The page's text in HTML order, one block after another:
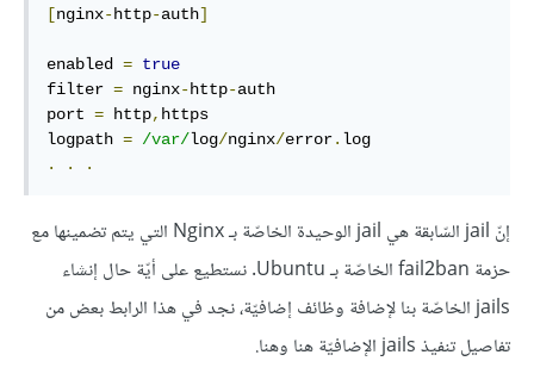
[nginx-http-auth]
enabled = true
filter = nginx-http-auth
port = http, https
logpath = /var/log/nginx/error.
.
. .
إنّ jail السّابقة هي jail الوحيدة الخاصّة بـ Nginx التي يتم تضمينها مع
حزمة fail2ban الخاصّة بـ Ubuntu. نستطيع على أيّة حال إنشاء
jails الخاصّة بنا لإضافة وظائف إضافيّة، نجد في هذا الرابط بعض من
تفاصيل تنفيذ jails الإضافيّة هنا وهنا.